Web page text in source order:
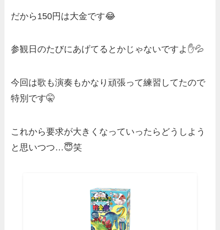
だから150円は大金です😂
参観日のたびにあげてるとかじゃないですよ✋💦
今回は歌も演奏もかなり頑張って練習してたので
特別です🤫
これから要求が大きくなっていったらどうしよう
と思いつつ…😇笑